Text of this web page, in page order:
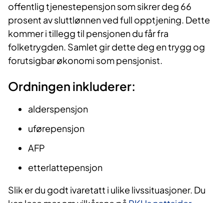
offentlig tjenestepensjon som sikrer deg 66
prosent av sluttlønnen ved full opptjening. Dette
kommer i tillegg til pensjonen du får fra
folketrygden. Samlet gir dette deg en trygg og
forutsigbar økonomi som pensjonist.
Ordningen inkluderer:
alderspensjon
uførepensjon
AFP
etterlattepensjon
Slik er du godt ivaretatt i ulike livssituasjoner. Du